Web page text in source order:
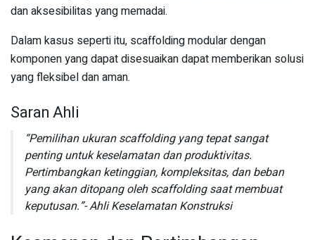
dan aksesibilitas yang memadai.
Dalam kasus seperti itu, scaffolding modular dengan
komponen yang dapat disesuaikan dapat memberikan solusi
yang fleksibel dan aman.
Saran Ahli
“Pemilihan ukuran scaffolding yang tepat sangat
penting untuk keselamatan dan produktivitas.
Pertimbangkan ketinggian, kompleksitas, dan beban
yang akan ditopang oleh scaffolding saat membuat
keputusan.”- Ahli Keselamatan Konstruksi